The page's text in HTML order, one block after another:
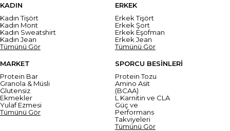
KADIN
Kadın Tişört
Kadın Mont
Kadın Sweatshirt
Kadın Jean
Tümünü Gör
ERKEK
Erkek Tişört
Erkek Şort
Erkek Eşofman
Erkek Jean
Tümünü Gör
MARKET
Protein Bar
Granola & Müsli
Glutensiz
Ekmekler
Yulaf Ezmesi
Tümünü Gör
SPORCU BESİNLERİ
Protein Tozu
Amino Asit
(BCAA)
L Karnitin ve CLA
Güç ve
Performans
Takviyeleri
Tümünü Gör